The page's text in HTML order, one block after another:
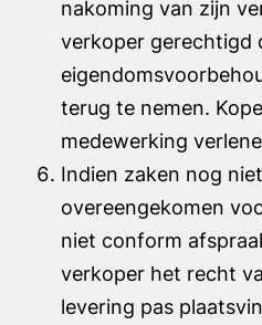
nakoming van zijn
verkoper gerechtigd
terug te nemen.
medewerking
Indien zaken nog
overeengekomen
niet conform
verkoper het recht
levering pas